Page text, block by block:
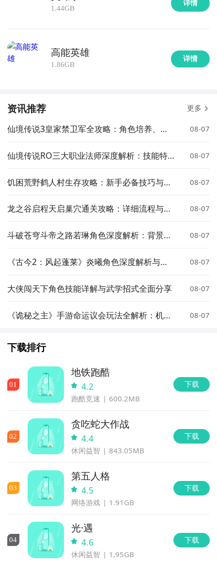
1.44GB
详情
高能英雄
1.86GB
详情
资讯推荐 更多
仙境传说3皇家禁卫军全攻略：角色培养、技
08-07
仙境传说RO三大职业法师深度解析：技能特
08-07
饥困荒野鹤人村生存攻略：新手必备技巧与资
08-07
龙之谷启程天启巢穴通关攻略：详细流程与技
08-07
斗破苍穹斗帝之路若琳角色深度解析：背景、
08-07
《古今2：风起蓬莱》炎曦角色深度解析与实
08-07
大侠闯天下角色技能详解与武学招式全面分享 08-07
《诡秘之主》手游命运议会玩法全解析：机
08-07
下载排行
01
地铁跑酷
4.2
跑酷竞速 600.2MB
下载
02
贪吃蛇大作战
4.4
休闲益智 843.05MB
下载
03
第五人格
4.5
网络游戏 1.91GB
下载
04
光·遇
4.6
休闲益智 1.95GB
下载